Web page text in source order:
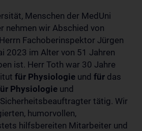
Menschen der MedUni
nehmen wir Abschied von
Fachoberinspektor Jürgen
2023 im Alter von 51 Jahren
ist. Herr Toth war 30 Jahre
für Physiologie und für das
Physiologie und
tätig. Wir
humorvollen,
hilfsbereiten Mitarbeiter und